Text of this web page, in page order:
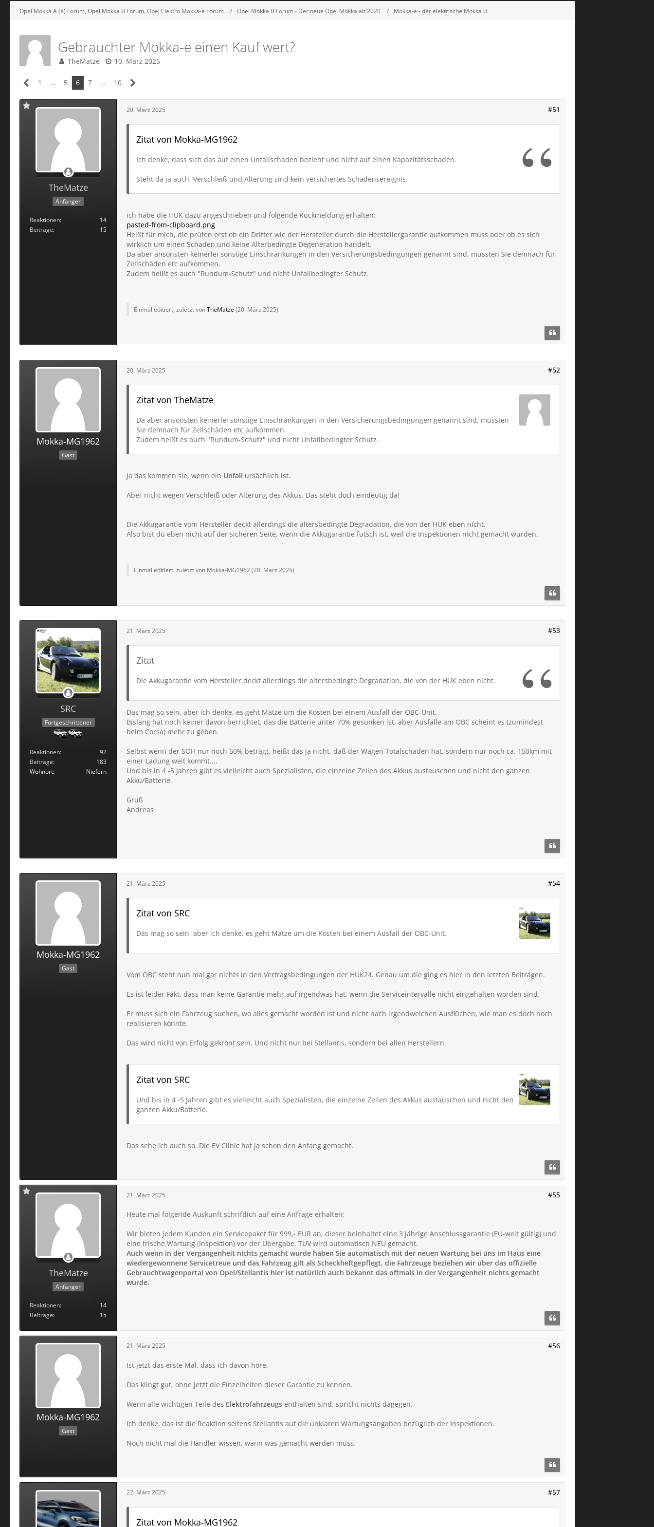
Opel Mokka A (X) Forum, Opel Mokka B Forum, Opel Elektro Mokka-e Forum Opel Mokka B Forum - Der neue Opel Mokka ab 2020 Mokka-e - der elektrische Mokka B
Gebrauchter Mokka-e einen Kauf wert?
TheMatze 10. März 2025
1 … 5 6 7 … 10
TheMatze
Anfänger
Reaktionen
14
Beiträge
15
20. März 2025 #51
Zitat von Mokka-MG1962
Ich denke, dass sich das auf einen Unfallschaden bezieht und nicht auf einen Kapazitätsschaden.
Steht da ja auch, Verschleiß und Alterung sind kein versichertes Schadensereignis.
ich habe die HUK dazu angeschrieben und folgende Rückmeldung erhalten:
pasted-from-clipboard.png
Heißt für mich, die prüfen erst ob ein Dritter wie der Hersteller durch die Herstellergarantie aufkommen muss oder ob es sich
wirklich um einen Schaden und keine Alterbedingte Degeneration handelt.
Da aber ansonsten keinerlei sonstige Einschränkungen in den Versicherungsbedingungen genannt sind, müssten Sie demnach für
Zellschäden etc aufkommen.
Zudem heißt es auch "Rundum-Schutz" und nicht Unfallbedingter Schutz.
Einmal editiert, zuletzt vonTheMatze(20. März 2025)
Mokka-MG1962
Gast
20. März 2025 #52
Zitat von TheMatze
Da aber ansonsten keinerlei sonstige Einschränkungen in den Versicherungsbedingungen genannt sind, müssten
Sie demnach für Zellschäden etc aufkommen.
Zudem heißt es auch "Rundum-Schutz" und nicht Unfallbedingter Schutz.
Ja das kommen sie, wenn ein Unfall ursächlich ist.
Aber nicht wegen Verschleiß oder Alterung des Akkus. Das steht doch eindeutig da!
Die Akkugarantie vom Hersteller deckt allerdings die altersbedingte Degradation, die von der HUK eben nicht.
Also bist du eben nicht auf der sicheren Seite, wenn die Akkugarantie futsch ist, weil die Inspektionen nicht gemacht wurden.
Einmal editiert, zuletzt von Mokka-MG1962 (20. März 2025)
SRC
Fortgeschrittener
Reaktionen
92
Beiträge
183
Wohnort
Niefern
21. März 2025 #53
Zitat
Die Akkugarantie vom Hersteller deckt allerdings die altersbedingte Degradation, die von der HUK eben nicht.
Das mag so sein, aber ich denke, es geht Matze um die Kosten bei einem Ausfall der OBC-Unit.
Bislang hat noch keiner davon berrichtet, das die Batterie unter 70% gesunken ist, aber Ausfälle am OBC scheint es (zumindest
beim Corsa) mehr zu geben.
Selbst wenn der SOH nur noch 50% beträgt, heißt das ja nicht, daß der Wagen Totalschaden hat, sondern nur noch ca. 150km mit
einer Ladung weit kommt....
Und bis in 4 -5 Jahren gibt es vielleicht auch Spezialisten, die einzelne Zellen des Akkus austauschen und nicht den ganzen
Akku/Batterie.
Gruß
Andreas
Mokka-MG1962
Gast
21. März 2025 #54
Zitat von SRC
Das mag so sein, aber ich denke, es geht Matze um die Kosten bei einem Ausfall der OBC-Unit.
Vom OBC steht nun mal gar nichts in den Vertragsbedingungen der HUK24. Genau um die ging es hier in den letzten Beiträgen.
Es ist leider Fakt, dass man keine Garantie mehr auf irgendwas hat, wenn die Serviceintervalle nicht eingehalten worden sind.
Er muss sich ein Fahrzeug suchen, wo alles gemacht worden ist und nicht nach irgendwelchen Ausflüchen, wie man es doch noch
realisieren könnte.
Das wird nicht von Erfolg gekrönt sein. Und nicht nur bei Stellantis, sondern bei allen Herstellern.
Zitat von SRC
Und bis in 4 -5 Jahren gibt es vielleicht auch Spezialisten, die einzelne Zellen des Akkus austauschen und nicht den
ganzen Akku/Batterie.
Das sehe ich auch so. Die EV Clinic hat ja schon den Anfang gemacht.
TheMatze
Anfänger
Reaktionen
14
Beiträge
15
21. März 2025 #55
Heute mal folgende Auskunft schriftlich auf eine Anfrage erhalten:
Wir bieten jedem Kunden ein Servicepaket für 999,- EUR an, dieser beinhaltet eine 3 jährige Anschlussgarantie (EU-weit gültig) und
eine frische Wartung (Inspektion) vor der Übergabe, TÜV wird automatisch NEU gemacht.
Auch wenn in der Vergangenheit nichts gemacht wurde haben Sie automatisch mit der neuen Wartung bei uns im Haus eine
wiedergewonnene Servicetreue und das Fahrzeug gilt als Scheckheftgepflegt, die Fahrzeuge beziehen wir über das offizielle
Gebrauchtwagenportal von Opel/Stellantis hier ist natürlich auch bekannt das oftmals in der Vergangenheit nichts gemacht
wurde.
Mokka-MG1962
Gast
21. März 2025 #56
Ist jetzt das erste Mal, dass ich davon höre.
Das klingt gut, ohne jetzt die Einzelheiten dieser Garantie zu kennen.
Wenn alle wichtigen Teile des Elektrofahrzeugs enthalten sind, spricht nichts dagegen.
Ich denke, das ist die Reaktion seitens Stellantis auf die unklaren Wartungsangaben bezüglich der Inspektionen.
Noch nicht mal die Händler wissen, wann was gemacht werden muss.
22. März 2025 #57
Zitat von Mokka-MG1962